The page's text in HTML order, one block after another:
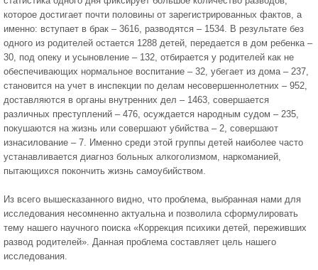
которое достигает почти половины от зарегистрированных фактов, а
именно: вступает в брак – 3616, разводятся – 1534. В результате без
одного из родителей остается 1288 детей, передается в дом ребенка –
30, под опеку и усыновление – 132, отбира­ется у родителей как не
обеспечивающих нормальное воспитание – 32, убе­гает из дома – 237,
становится на учет в инспекции по делам несовершенно­летних – 952,
доставляются в органы внутренних дел – 1463, совершается
различных преступлений – 476, осуждается народным судом – 235,
покуша­ются на жизнь или совершают убийства – 2, совершают
изнасилование – 7. Именно среди этой группы детей наиболее часто
устанавливается диагноз больных алкоголизмом, наркоманией,
пытающихся покончить жизнь само­убийством.
Из всего вышесказанного видно, что проблема, выбранная нами для
ис­следования несомненно актуальна и позволила сформулировать
тему нашего научного поиска «Коррекция психики детей, переживших
развод родителей». Данная проблема составляет цель нашего
исследования.